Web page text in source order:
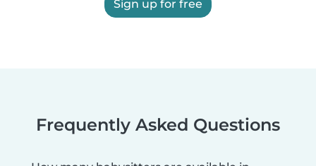
Sign up for free
Frequently Asked Questions